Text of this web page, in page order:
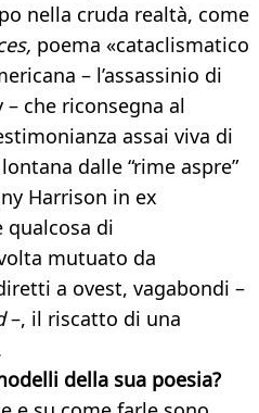
nella cruda realtà, come
poema «cataclismatico
– l’assassinio di
– che riconsegna al
assai viva di
dalle “rime aspre”
Harrison in ex
qualcosa di
mutuato da
a ovest, vagabondi –
–, il riscatto di una
della sua poesia?